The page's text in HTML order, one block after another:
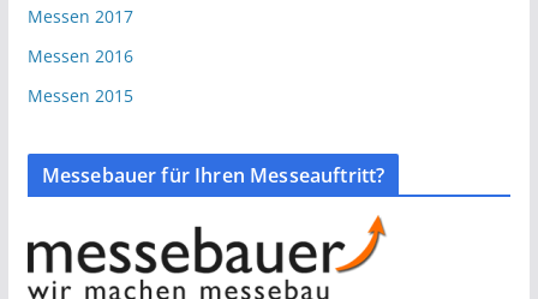
Messen 2017
Messen 2016
Messen 2015
Messebauer für Ihren Messeauftritt?